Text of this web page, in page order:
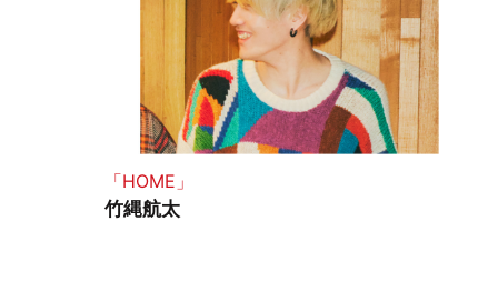
「HOME」
竹縄航太